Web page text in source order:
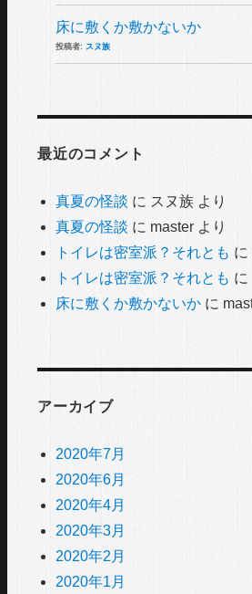
床に敷くか敷かないか
投稿者: スヌ族
最近のコメント
真夏の怪談 に スヌ族 より
真夏の怪談 に master より
トイレは密室派？それとも に
トイレは密室派？それとも に
床に敷くか敷かないか に
アーカイブ
2020年7月
2020年6月
2020年4月
2020年3月
2020年2月
2020年1月